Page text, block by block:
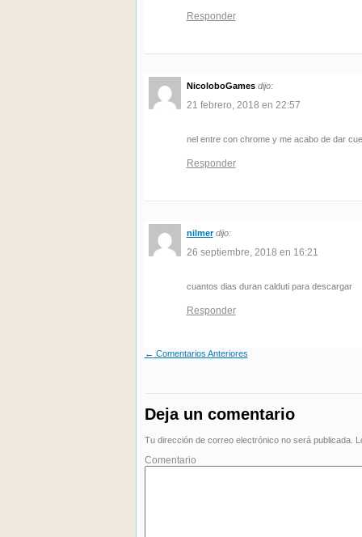
Responder
NicoloboGames dijo:
21 febrero, 2018 en 22:57
nel entre con chrome y me acabo de dar
Responder
nilmer dijo:
26 septiembre, 2018 en 16:21
cuantos dias duran calduti para descargar
Responder
← Comentarios Anteriores
Deja un comentario
Tu dirección de correo electrónico no será publicada.
Comentario